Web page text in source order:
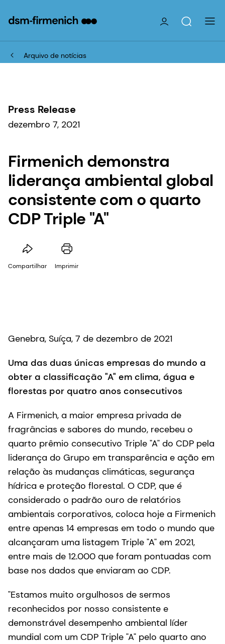
Arquivo de notícias
Press Release
dezembro 7, 2021
Firmenich demonstra
liderança ambiental global
consistente com o quarto
CDP Triple "A"
Compartilhar Imprimir
Genebra, Suíça, 7 de dezembro de 2021
Uma das duas únicas empresas do mundo a
obter a classificação "A" em clima, água e
florestas por quatro anos consecutivos
A Firmenich, a maior empresa privada de
fragrâncias e sabores do mundo, recebeu o
quarto prêmio consecutivo Triple "A" do CDP pela
liderança do Grupo em transparência e ação em
relação às mudanças climáticas, segurança
hídrica e proteção florestal. O CDP, que é
considerado o padrão ouro de relatórios
ambientais corporativos, coloca hoje a Firmenich
entre apenas 14 empresas em todo o mundo que
alcançaram uma listagem Triple "A" em 2021,
entre mais de 12.000 que foram pontuadas com
base nos dados que enviaram ao CDP.
"Estamos muito orgulhosos de sermos
reconhecidos por nosso consistente e
demonstrável desempenho ambiental líder
mundial com um CDP Triple "A" pelo quarto ano